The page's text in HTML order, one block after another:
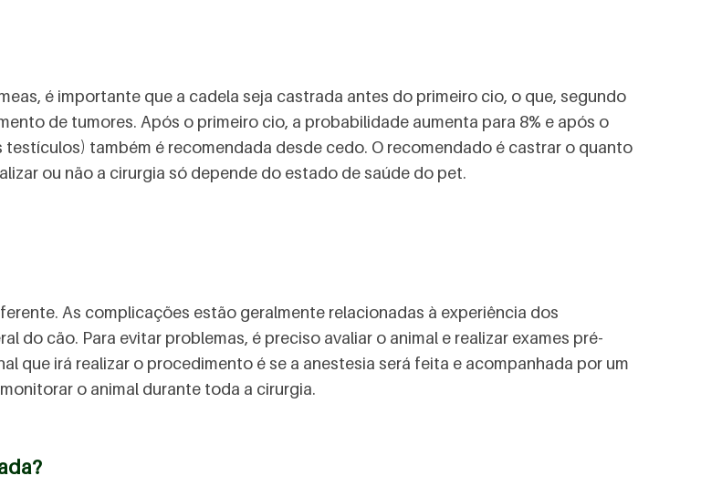
é importante que a cadela seja castrada antes do primeiro cio, o que, segundo
de tumores. Após o primeiro cio, a probabilidade aumenta para 8% e após o
também é recomendada desde cedo. O recomendado é castrar o quanto
ou não a cirurgia só depende do estado de saúde do pet.
As complicações estão geralmente relacionadas à experiência dos
do cão. Para evitar problemas, é preciso avaliar o animal e realizar exames pré-
que irá realizar o procedimento é se a anestesia será feita e acompanhada por um
o animal durante toda a cirurgia.